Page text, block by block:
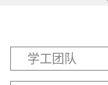
学术研究
学工团队